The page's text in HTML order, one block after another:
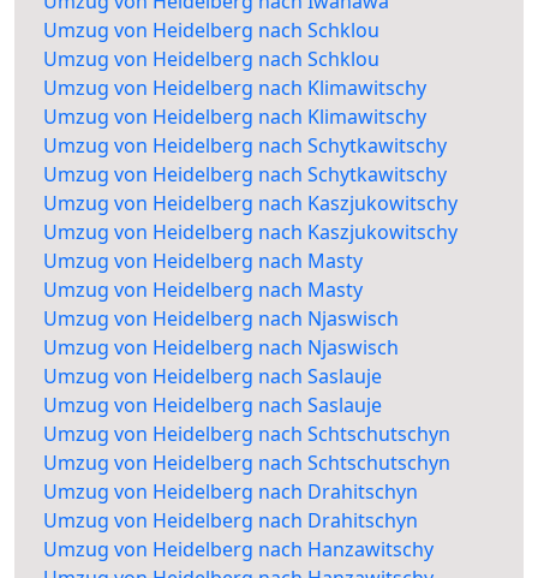
Umzug von Heidelberg nach Schklou
Umzug von Heidelberg nach Schklou
Umzug von Heidelberg nach Klimawitschy
Umzug von Heidelberg nach Klimawitschy
Umzug von Heidelberg nach Schytkawitschy
Umzug von Heidelberg nach Schytkawitschy
Umzug von Heidelberg nach Kaszjukowitschy
Umzug von Heidelberg nach Kaszjukowitschy
Umzug von Heidelberg nach Masty
Umzug von Heidelberg nach Masty
Umzug von Heidelberg nach Njaswisch
Umzug von Heidelberg nach Njaswisch
Umzug von Heidelberg nach Saslauje
Umzug von Heidelberg nach Saslauje
Umzug von Heidelberg nach Schtschutschyn
Umzug von Heidelberg nach Schtschutschyn
Umzug von Heidelberg nach Drahitschyn
Umzug von Heidelberg nach Drahitschyn
Umzug von Heidelberg nach Hanzawitschy